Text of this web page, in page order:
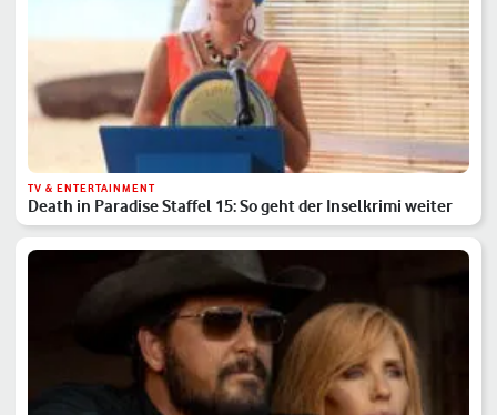
TV & ENTERTAINMENT
Death in Paradise Staffel 15: So geht der Inselkrimi weiter